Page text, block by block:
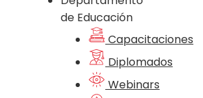
de Educación
Capacitaciones
Diplomados
Webinars